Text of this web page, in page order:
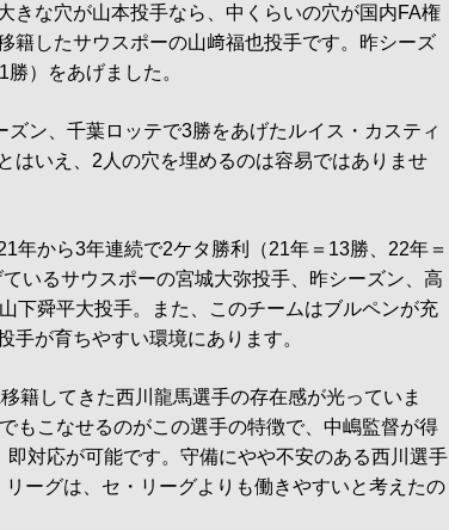
きな穴が山本投手なら、中くらいの穴が国内FA権
籍したサウスポーの山﨑福也投手です。昨シーズ
）をあげました。
ン、千葉ロッテで3勝をあげたルイス・カスティ
はいえ、2人の穴を埋めるのは容易ではありませ
年から3年連続で2ケタ勝利（21年＝13勝、22年＝
いるサウスポーの宮城大弥投手、昨シーズン、高
下舜平大投手。また、このチームはブルペンが充
手が育ちやすい環境にあります。
籍してきた西川龍馬選手の存在感が光っていま
もこなせるのがこの選手の特徴で、中嶋監督が得
即対応が可能です。守備にやや不安のある西川選手
ーグは、セ・リーグよりも働きやすいと考えたの